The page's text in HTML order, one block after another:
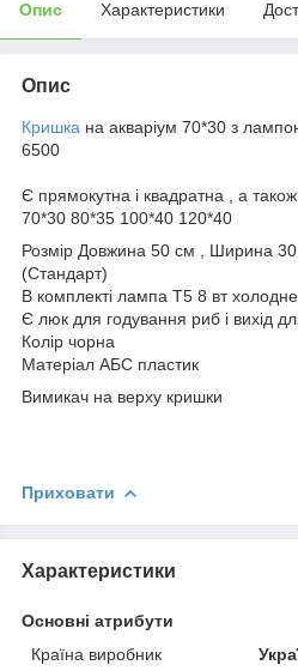
Опис Характеристики
Опис
Кришка на акваріум 70*30 з
6500
Є прямокутна і квадратна , а
70*30 80*35 100*40 120*40
Розмір Довжина 50 см , Ширина
(Стандарт)
В комплекті лампа Т5 8 вт
Є люк для годування риб і вихід
Колір чорна
Матеріал АБС пластик
Вимикач на верху кришки
Приховати
Характеристики
Основні атрибути
Країна виробник